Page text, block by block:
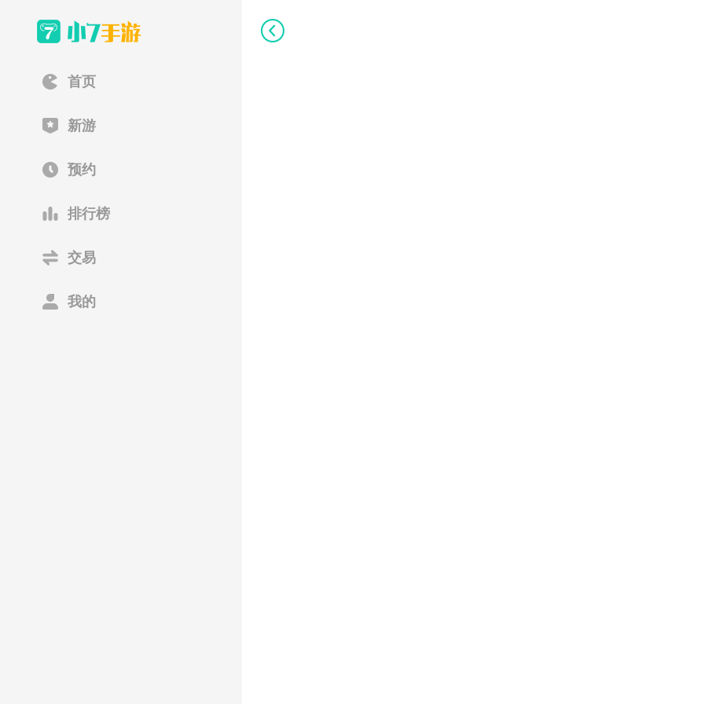
首页
新游
预约
排行榜
交易
我的